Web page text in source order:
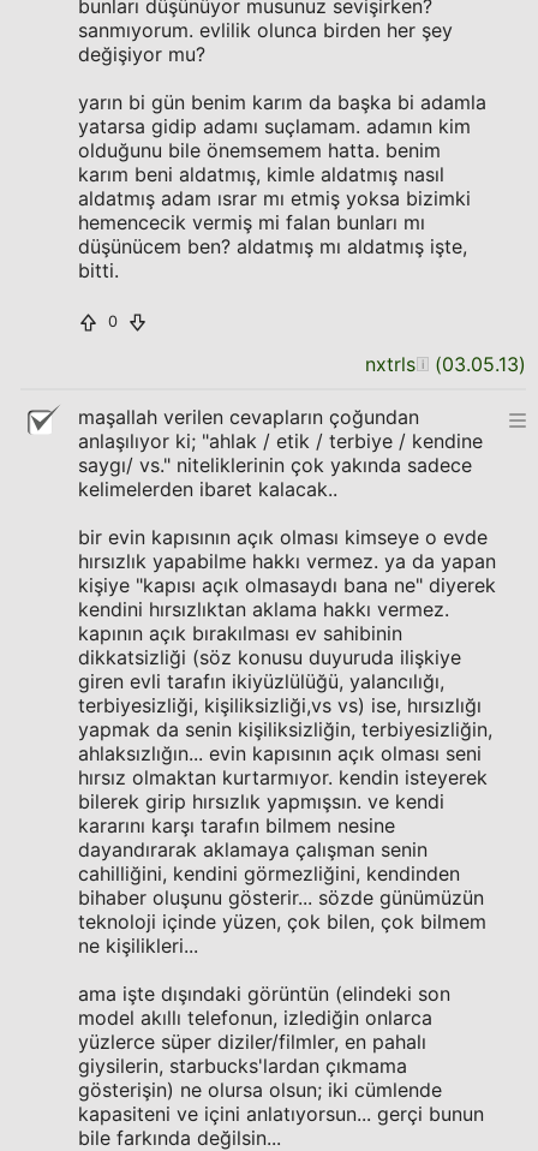
bunları düşünüyor musunuz sevişirken?
sanmıyorum. evlilik olunca birden her şey
değişiyor mu?
yarın bi gün benim karım da başka bi adamla
yatarsa gidip adamı suçlamam. adamın kim
olduğunu bile önemsemem hatta. benim
karım beni aldatmış, kimle aldatmış nasıl
aldatmış adam ısrar mı etmiş yoksa bizimki
hemencecik vermiş mi falan bunları mı
düşünücem ben? aldatmış mı aldatmış işte,
bitti.
0
nxtrls (03.05.13)
maşallah verilen cevapların çoğundan
anlaşılıyor ki; "ahlak / etik / terbiye / kendine
saygı/ vs." niteliklerinin çok yakında sadece
kelimelerden ibaret kalacak..
bir evin kapısının açık olması kimseye o evde
hırsızlık yapabilme hakkı vermez. ya da yapan
kişiye "kapısı açık olmasaydı bana ne" diyerek
kendini hırsızlıktan aklama hakkı vermez.
kapının açık bırakılması ev sahibinin
dikkatsizliği (söz konusu duyuruda ilişkiye
giren evli tarafın ikiyüzlülüğü, yalancılığı,
terbiyesizliği, kişiliksizliği,vs vs) ise, hırsızlığı
yapmak da senin kişiliksizliğin, terbiyesizliğin,
ahlaksızlığın... evin kapısının açık olması seni
hırsız olmaktan kurtarmıyor. kendin isteyerek
bilerek girip hırsızlık yapmışsın. ve kendi
kararını karşı tarafın bilmem nesine
dayandırarak aklamaya çalışman senin
cahilliğini, kendini görmezliğini, kendinden
bihaber oluşunu gösterir... sözde günümüzün
teknoloji içinde yüzen, çok bilen, çok bilmem
ne kişilikleri...
ama işte dışındaki görüntün (elindeki son
model akıllı telefonun, izlediğin onlarca
yüzlerce süper diziler/filmler, en pahalı
giysilerin, starbucks'lardan çıkmama
gösterişin) ne olursa olsun; iki cümlende
kapasiteni ve içini anlatıyorsun... gerçi bunun
bile farkında değilsin...